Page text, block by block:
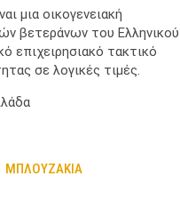
μια οικογενειακή
βετεράνων του Ελληνικού
επιχειρησιακό τακτικό
σε λογικές τιμές.
ΜΠΛΟΥΖΑΚΙΑ